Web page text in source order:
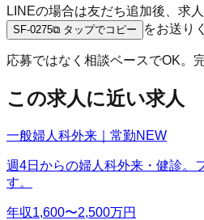
LINEの場合は友だち追加後、求
SF-0275⧉ タップでコピー をお送り
応募ではなく相談ベースでOK。
この求人に近い求人
一般婦人科外来｜常勤NEW
週4日からの婦人科外来・健診。
す。
年収1,600〜2,500万円